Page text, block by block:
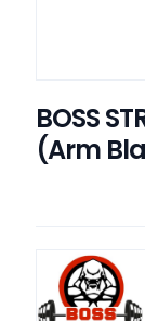
BOSS
(Arm